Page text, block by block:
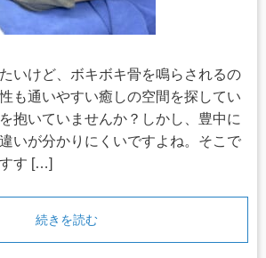
いけど、ボキボキ骨を鳴らされるの
も通いやすい癒しの空間を探してい
抱いていませんか？しかし、豊中に
いが分かりにくいですよね。そこで
す […]
続きを読む